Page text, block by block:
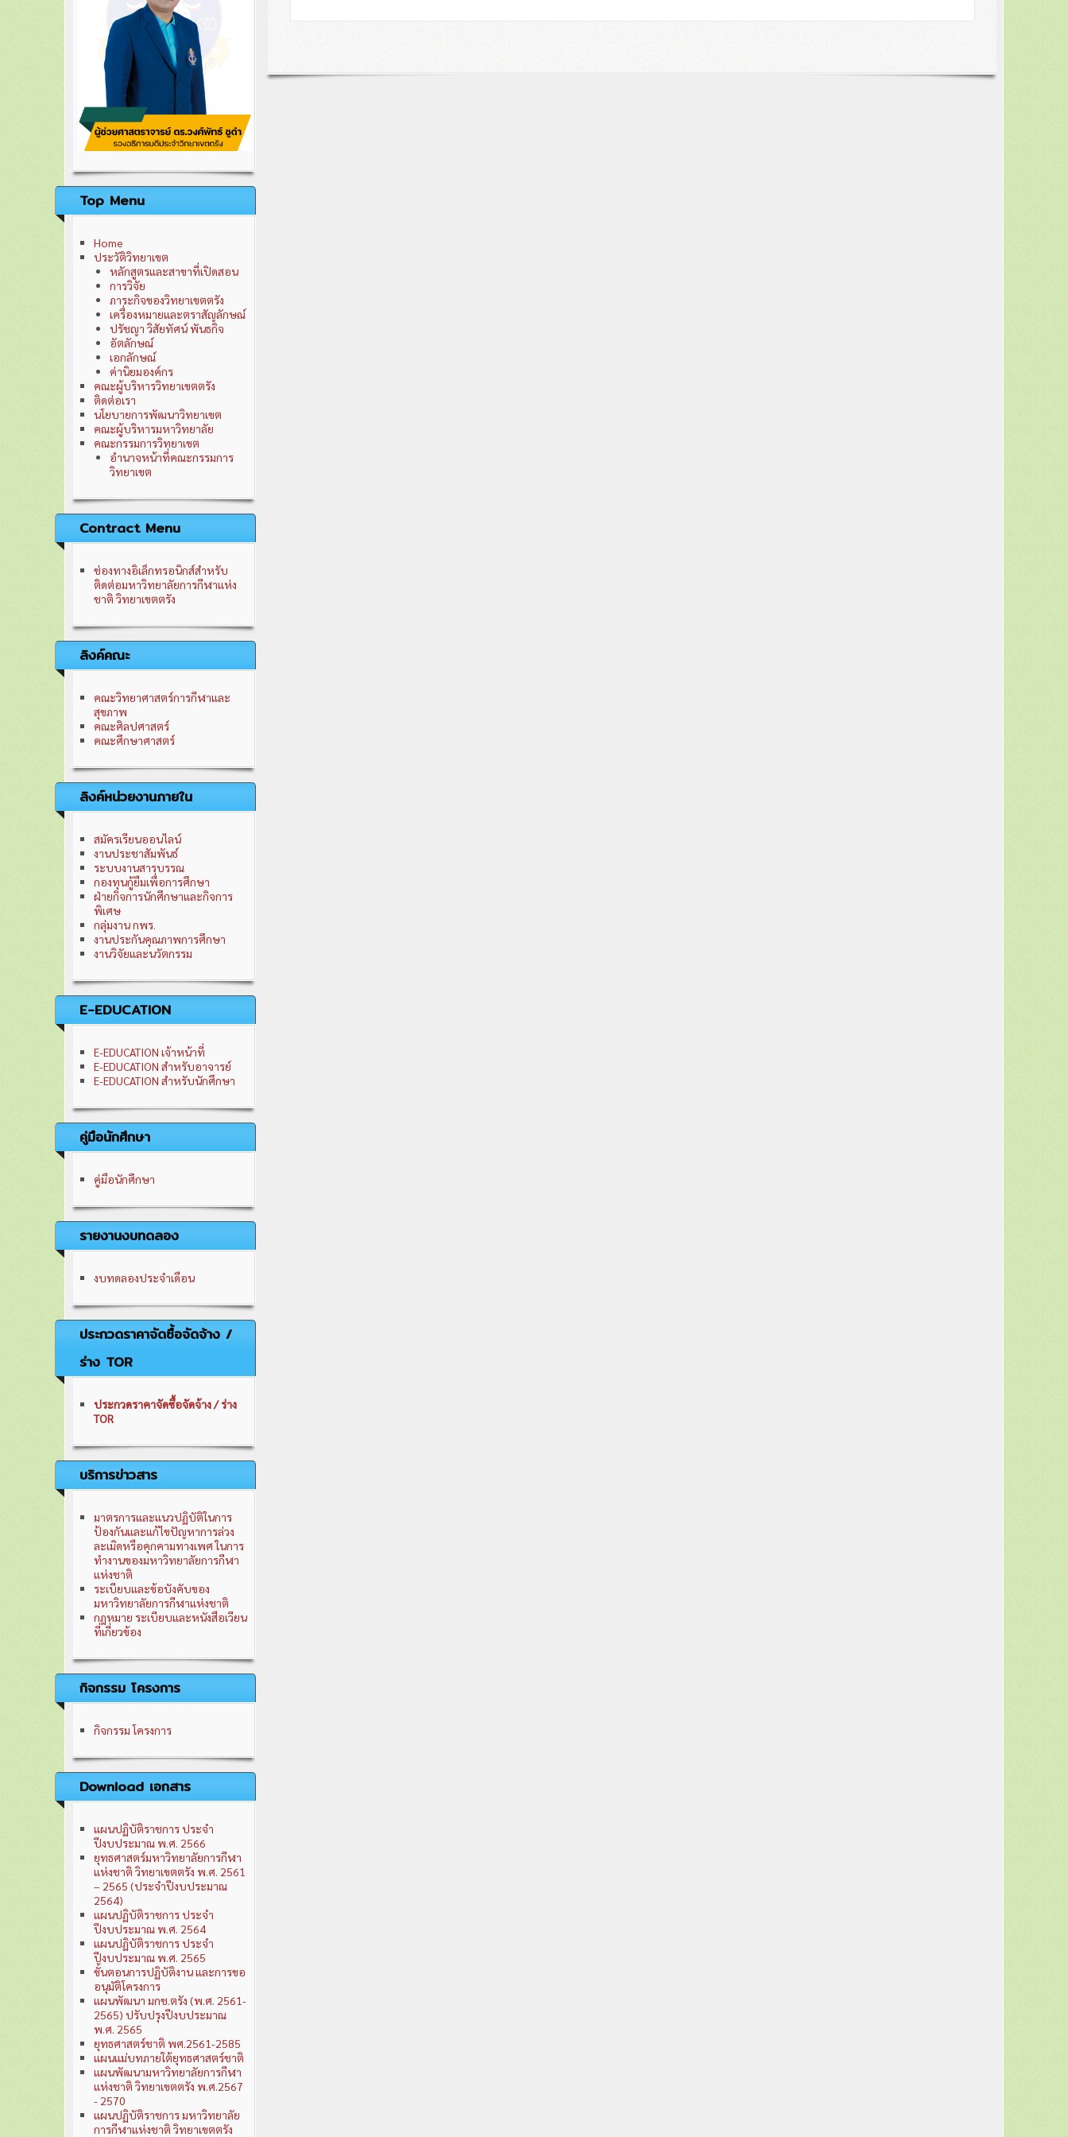
นโยบายการพัฒนาวิทยาเขต
คณะผู้บริหารมหาวิทยาลัย
คณะกรรมการวิทยาเขต
อำนาจหน้าที่คณะกรรมการวิทยาเขต
Top Menu
Home
ประวัติวิทยาเขต
หลักสูตรและสาขาที่เปิดสอน
การวิจัย
ภาระกิจของวิทยาเขตตรัง
เครื่องหมายและตราสัญลักษณ์
ปรัชญา วิสัยทัศน์ พันธกิจ
อัตลักษณ์
เอกลักษณ์
ค่านิยมองค์กร
คณะผู้บริหารวิทยาเขตตรัง
ติดต่อเรา
นโยบายการพัฒนาวิทยาเขต
คณะผู้บริหารมหาวิทยาลัย
คณะกรรมการวิทยาเขต
อำนาจหน้าที่คณะกรรมการ
วิทยาเขต
Contract Menu
ช่องทางอิเล็กทรอนิกส์สำหรับ
ติดต่อมหาวิทยาลัยการกีฬาแห่ง
ชาติ วิทยาเขตตรัง
ลิงค์คณะ
คณะวิทยาศาสตร์การกีฬาและ
สุขภาพ
คณะศิลปศาสตร์
คณะศึกษาศาสตร์
ลิงค์หน่วยงานภายใน
สมัครเรียนออนไลน์
งานประชาสัมพันธ์
ระบบงานสารบรรณ
กองทุนกู้ยืมเพื่อการศึกษา
ฝ่ายกิจการนักศึกษาและกิจการ
พิเศษ
กลุ่มงาน กพร.
งานประกันคุณภาพการศึกษา
งานวิจัยและนวัตกรรม
E-EDUCATION
E-EDUCATION เจ้าหน้าที่
E-EDUCATION สำหรับอาจารย์
E-EDUCATION สำหรับนักศึกษา
คู่มือนักศึกษา
คู่มือนักศึกษา
รายงานงบทดลอง
งบทดลองประจำเดือน
ประกวดราคาจัดซื้อจัดจ้าง /
ร่าง TOR
ประกวดราคาจัดซื้อจัดจ้าง / ร่าง
TOR
บริการข่าวสาร
มาตรการและแนวปฏิบัติในการ
ป้องกันและแก้ไขปัญหาการล่วง
ละเมิดหรือคุกคามทางเพศ ในการ
ทำงานของมหาวิทยาลัยการกีฬา
แห่งชาติ
ระเบียบและข้อบังคับของ
มหาวิทยาลัยการกีฬาแห่งชาติ
กฎหมาย ระเบียบและหนังสือเวียน
ที่เกี่ยวข้อง
กิจกรรม โครงการ
กิจกรรม โครงการ
Download เอกสาร
แผนปฏิบัติราชการ ประจำ
ปีงบประมาณ พ.ศ. 2566
ยุทธศาสตร์มหาวิทยาลัยการกีฬา
แห่งชาติ วิทยาเขตตรัง พ.ศ. 2561
– 2565 (ประจำปีงบประมาณ
2564)
แผนปฏิบัติราชการ ประจำ
ปีงบประมาณ พ.ศ. 2564
แผนปฏิบัติราชการ ประจำ
ปีงบประมาณ พ.ศ. 2565
ขั้นตอนการปฏิบัติงาน และการขอ
อนุมัติโครงการ
แผนพัฒนา มกช.ตรัง (พ.ศ. 2561-
2565) ปรับปรุงปีงบประมาณ
พ.ศ. 2565
ยุทธศาสตร์ชาติ พศ.2561-2585
แผนแม่บทภายใต้ยุทธศาสตร์ชาติ
แผนพัฒนามหาวิทยาลัยการกีฬา
แห่งชาติ วิทยาเขตตรัง พ.ศ.2567
- 2570
แผนปฏิบัติราชการ มหาวิทยาลัย
การกีฬาแห่งชาติ วิทยาเขตตรัง